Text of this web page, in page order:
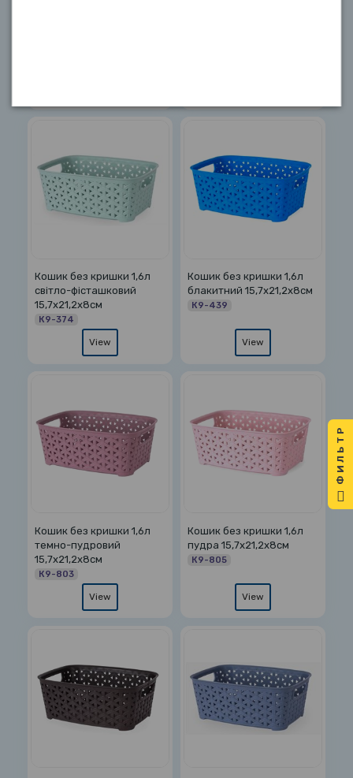
Кошик без кришки 1,6л
світло-фісташковий
15,7х21,2х8см
К9-374
View
Кошик без кришки 1,6л
блакитний 15,7х21,2х8см
К9-439
View
Кошик без кришки 1,6л
темно-пудровий
15,7х21,2х8см
К9-803
View
Кошик без кришки 1,6л
пудра 15,7х21,2х8см
К9-805
View
ФИЛЬТР